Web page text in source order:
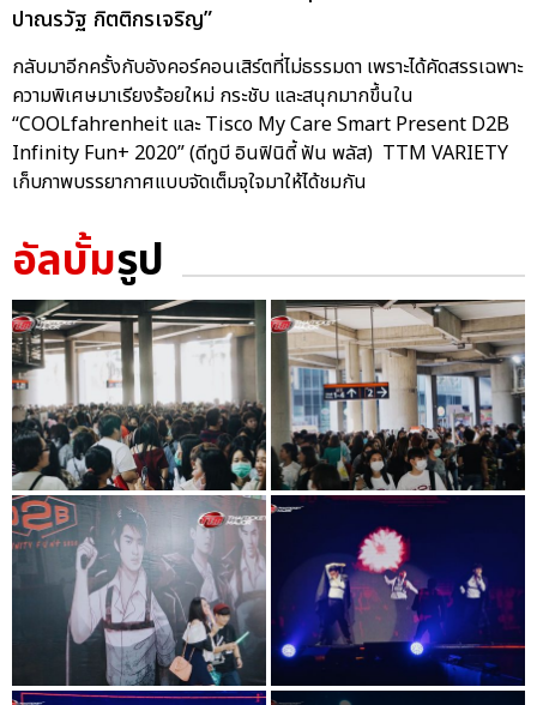
ปาณรวัฐ กิตติกรเจริญ”
กลับมาอีกครั้งกับอังคอร์คอนเสิร์ตที่ไม่ธรรมดา เพราะได้คัดสรรเฉพาะ
ความพิเศษมาเรียงร้อยใหม่ กระชับ และสนุกมากขึ้นใน
“COOLfahrenheit และ Tisco My Care Smart Present D2B
Infinity Fun+ 2020” (ดีทูบี อินฟินิตี้ ฟัน พลัส) TTM VARIETY
เก็บภาพบรรยากาศแบบจัดเต็มจุใจมาให้ได้ชมกัน
อัลบั้มรูป